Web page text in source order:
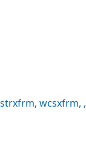
strxfrm, wcsxfrm, ,